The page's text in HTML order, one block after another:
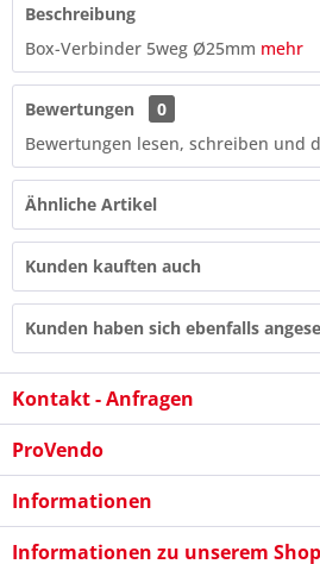
6 - 4 = ?
Beschreibung
Box-Verbinder 5weg Ø25mm mehr
Bewertungen
0
Bewertungen lesen, schreiben und
Ähnliche Artikel
Kunden kauften auch
Kunden haben sich ebenfalls
Kontakt - Anfragen
ProVendo
Informationen
Informationen zu unserem Shop